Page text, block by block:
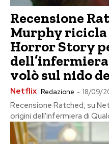
Recensione
Murphy
Horror Story
volò sul nido
Netflix Redazione - 18/09/
Recensione Ratched, su
origini dell'infermiera di